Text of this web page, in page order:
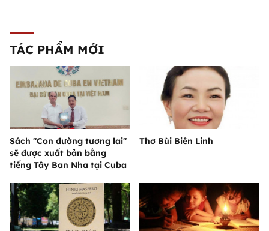
TÁC PHẨM MỚI
Sách "Con đường tương lai"
sẽ được xuất bản bằng
tiếng Tây Ban Nha tại Cuba
Thơ Bùi Biên Linh